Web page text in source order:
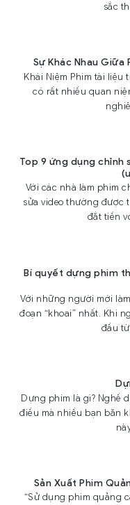
sắc
Sự Khác Nhau Giữa
Khái Niệm Phim tài
có rất nhiều quan
Top 9 ứng dụng
Với các nhà làm phim
sửa video thường được
đắt tiền
Bí quyết dựng phim
Với những người mới
đoạn “khoai” nhất. Khi
đầu
Dựng phim là gì? Nghề
điều mà nhiều bạn băn
Sản Xuất Phim
“Sử dụng phim quảng